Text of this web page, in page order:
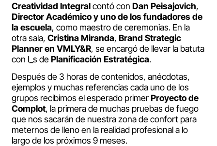
Creatividad Integralcontó con Dan Peisajovich,
Director Académico y uno de los fundadores de
la escuela, como maestro de ceremonias. En la
otra sala, Cristina Miranda, Brand Strategic
Planner en VMLY&R, se encargó de llevar la batuta
con l_s dePlanificación Estratégica.
Después de 3 horas de contenidos, anécdotas,
ejemplos y muchas referencias cada uno de los
grupos recibimos el esperado primerProyecto de
Complot, la primera de muchas pruebas de fuego
que nos sacarán de nuestra zona de confort para
meternos de lleno en la realidad profesional a lo
largo de los próximos 9 meses.